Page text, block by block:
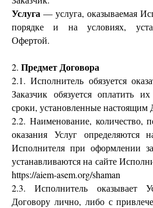
Услуга — услуга, оказываемая
порядке и на условиях,
Офертой.
2. Предмет Договора
2.1. Исполнитель обязуется
Заказчик обязуется оплатить
сроки, установленные настоящим
2.2. Наименование, количество,
оказания Услуг определяются
Исполнителя при оформлении
устанавливаются на сайте
https://aiem-asem.org/shaman
2.3. Исполнитель оказывает
Договору лично, либо с